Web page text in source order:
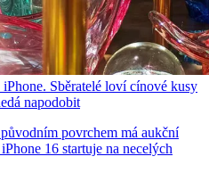
Sběratelé loví cínové kusy
napodobit
povrchem má aukční
16 startuje na necelých